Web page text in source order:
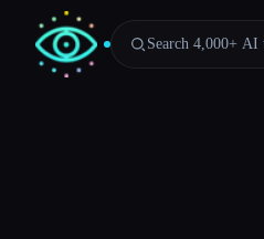
Search 4,000+